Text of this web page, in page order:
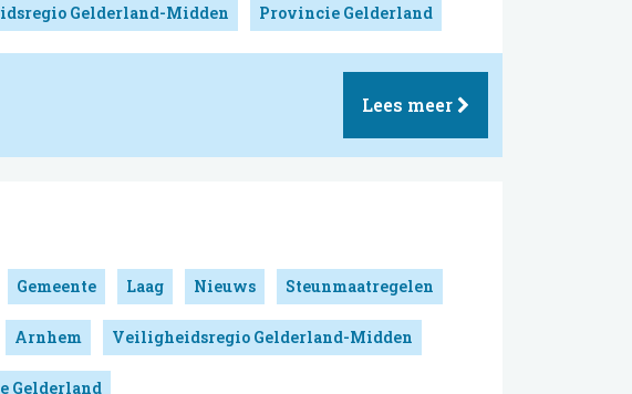
Gelderland-Midden Provincie Gelderland
Lees meer
Gemeente Laag Nieuws Steunmaatregelen
Arnhem Veiligheidsregio Gelderland-Midden
Gelderland